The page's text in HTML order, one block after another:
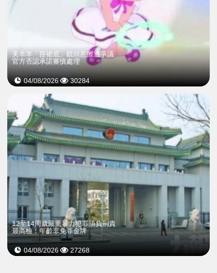
美羊羊「捂裙底」鏡頭惹擦邊爭議
官方否認承諾審慎處理
04/08/2026 30284
12至14周歲嚴重暴力犯罪須負刑責
最高檢：年齡非免罪金牌
04/08/2026 27268